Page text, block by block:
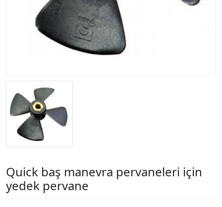
Quick baş manevra pervaneleri için
yedek pervane